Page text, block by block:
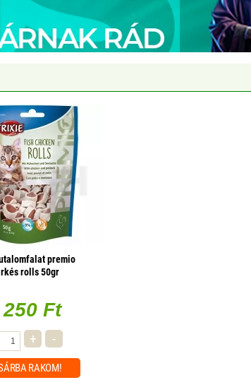
premio
rolls 50gr
Ft
+ -
RAKOM!